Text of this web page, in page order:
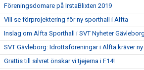
Föreningsdomare på IrstaBlixten 2019
Vill se förprojektering för ny sporthall i Alfta
Inslag om Alfta Sporthall i SVT Nyheter
SVT Gävleborg: Idrottsföreningar i Alfta kräver
Grattis till silvret önskar vi tjejerna i F14!